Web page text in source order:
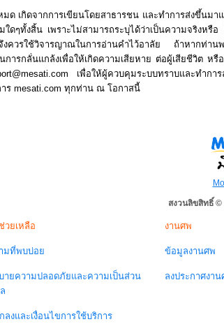
ด เกิดจากการเขียนโดยสาธารชน และทำการส่งขึ้นมา
ดๆทั้งสิ้น เพราะไม่สามารถระบุได้ว่าเป็นความจริงหรื
งควรใช้วิจารญาณในการอ่านคำไว้อาลัย ถ้าหากท่าน
การกลั่นแกล้งเพื่อให้เกิดความเสียหาย ต่อผู้เสียชีวิต ห
เพื่อให้ผู้ควบคุมระบบทราบและทำก
ร mesati.com ทุกท่าน ณ โอกาสนี้
สงวนลิขสิทธิ์
วยเหลือ
มที่พบบ่อย
ายความปลอดภัยและความเป็นส่วน
ลงและเงื่อนไขการใช้บริการ
งานศพ
ข้อมูลงานศพ
ลงประกาศงาน